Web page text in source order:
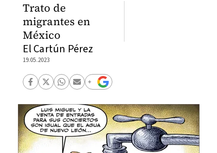
Trato de
migrantes en
México
El Cartún Pérez
19.05.2023